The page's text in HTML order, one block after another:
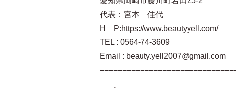
代表：宮本 佳代
H P:https://www.beautyyell.com/
TEL : 0564-74-3609
Email : beauty.yell2007@gmail.com